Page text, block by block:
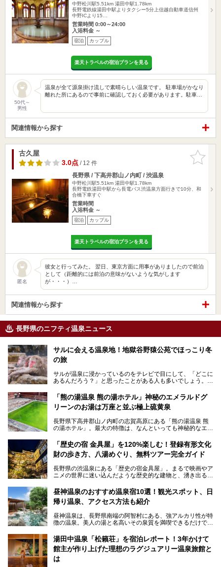
中野松川駅5.51km 湯田中駅1.78km
長野電鉄線湯田中駅よりタクシー5分上信越自動車道信州
中野ICより15…
営業時間 0:00～24:00
入浴料金 ～
宿泊 カップル
楽天トラベルの宿泊プランを見る
50代～
男性
温泉が全て源泉掛け流しで素晴らしい温泉です。 駐車場がかなり
離れた所にあるので事前に確認しておく必要があります。駐車…
関連情報から探す
お気に入
りに追加
古久屋
3.0点/ 12 件
長野県 / 下高井郡山ノ内町 / 渋温泉
中野松川駅5.51km 湯田中駅1.78km
長野電鉄湯田中駅から長電バス渋温泉方面行きで10分、和
合橋下車すぐ
営業時間
入浴料金 ～
宿泊 カップル
楽天トラベルの宿泊プランを見る
匿名
彼女と行ってみた。 翌日、東京方面に用事がありましたので前泊
として（距離的には前泊の意味がないような気がします
が・・・）…
関連情報から探す
長野県のニフティ温泉ニュース
サルに会える温泉地！地獄谷野猿公苑でほっこり冬
の旅
サルが温泉に浸かっているのをテレビで目にして、「どこに
あるんだろう？」と思ったことがある人も多いでしょう。
この微笑ましい光景は、長野県にある「地獄谷野猿公苑」で
見られるもので、野生のサルが雪景色の中で温泉に浸かる姿
を間近で観察できます。
本記事では、地獄谷野猿公苑の魅力や見どころ、サルと温泉
との関係性、地獄谷周辺の観光スポットについて紹介しま
ので、野生のサルを観察する貴重な自然体験と温泉をあわせ
て楽しみたい人は、ぜひ参考にしてください。
「熊の湯温泉 熊の湯ホテル」神秘のエメラルドグ
リーンのお湯は万座と並ぶ極上硫黄泉
長野県下高井郡山ノ内町の志賀高原にある「熊の湯温泉 熊
の湯ホテル」。最大の特徴は、なんといっても神秘的なエメ
リピートするファンも多い温泉です。冬はスキーと一緒に楽
しみたい極上の温泉を紹介します。
「歴史の宿 金具屋」を120%楽しむ！登録有形文化
財の歩き方、八湯めぐり、無料ツアー完全ガイド
長野県の渋温泉にある「歴史の宿金具屋」。まるで映画やア
ニメの世界に迷い込んだような歴史的な建物と、湧き出る温
を隅々まで楽しみたいですよね。この記事では、金具屋での
滞在を最高の思い出にするための「楽しみ方」を徹底的にご
紹介します！
昼神温泉のおすすめ温泉宿10選！観光スポット、日
帰り温泉、アクセス方法も紹介
昼神温泉は、長野県南端の阿智村にある、強アルカリ性が特
徴の温泉。美人の湯と名高いその泉質を満喫できるだけでな
昼神温泉では、朝市などの観光スポットや、信州名物のおや
きを楽しめるグルメスポットなど、観光を楽しむにはぴった
りの場所が豊富にあります。
この記事では、昼神温泉での滞在を充実させる宿泊施設や日
帰り温泉、見どころ満載の観光・グルメスポットに加え、ア
湯田中温泉「松籟荘」を宿泊レポート！3年かけて
館主が作り上げた理想のラグジュアリー温泉旅館と
は